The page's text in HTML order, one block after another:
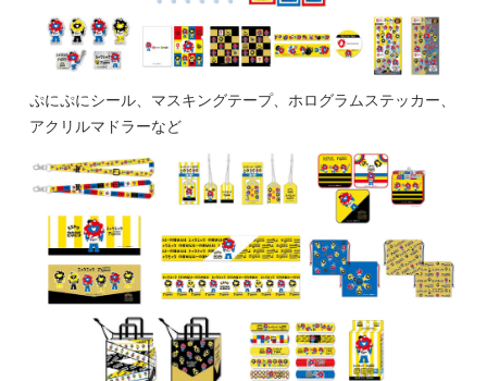
ぷにぷにシール、マスキングテープ、ホログラムステッカー、
アクリルマドラーなど